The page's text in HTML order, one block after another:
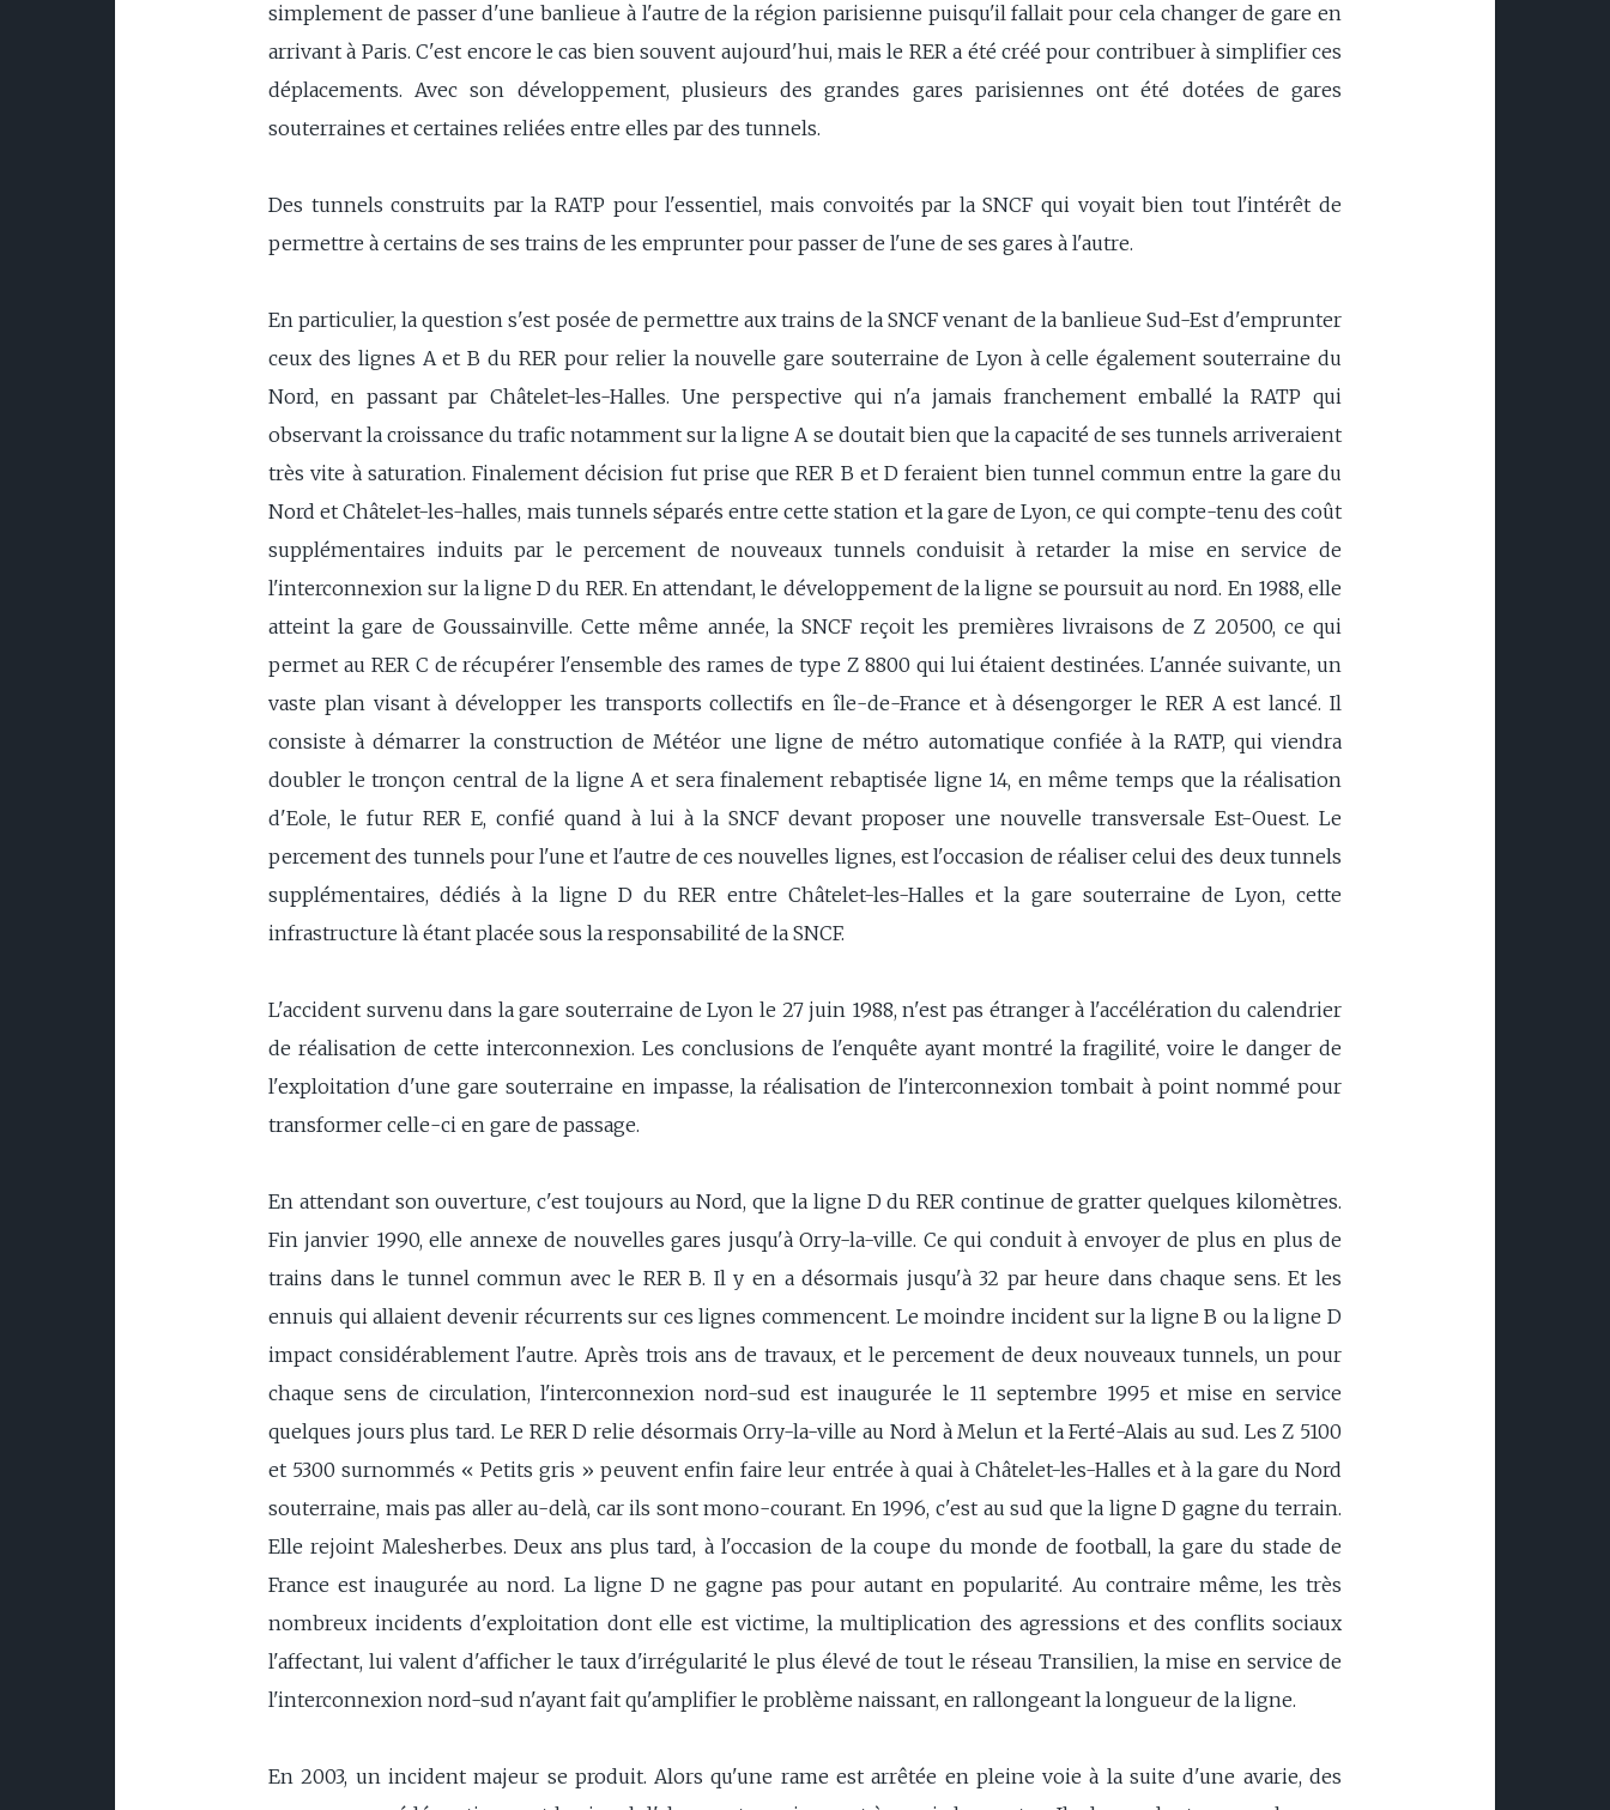
simplement de passer d'une banlieue à l'autre de la région parisienne puisqu'il fallait pour cela changer de gare en
arrivant à Paris. C'est encore le cas bien souvent aujourd'hui, mais le RER a été créé pour contribuer à simplifier ces
déplacements. Avec son développement, plusieurs des grandes gares parisiennes ont été dotées de gares
souterraines et certaines reliées entre elles par des tunnels.
Des tunnels construits par la RATP pour l'essentiel, mais convoités par la SNCF qui voyait bien tout l'intérêt de
permettre à certains de ses trains de les emprunter pour passer de l'une de ses gares à l'autre.
En particulier, la question s'est posée de permettre aux trains de la SNCF venant de la banlieue Sud-Est d'emprunter
ceux des lignes A et B du RER pour relier la nouvelle gare souterraine de Lyon à celle également souterraine du
Nord, en passant par Châtelet-les-Halles. Une perspective qui n'a jamais franchement emballé la RATP qui
observant la croissance du trafic notamment sur la ligne A se doutait bien que la capacité de ses tunnels arriveraient
très vite à saturation. Finalement décision fut prise que RER B et D feraient bien tunnel commun entre la gare du
Nord et Châtelet-les-halles, mais tunnels séparés entre cette station et la gare de Lyon, ce qui compte-tenu des coût
supplémentaires induits par le percement de nouveaux tunnels conduisit à retarder la mise en service de
l'interconnexion sur la ligne D du RER. En attendant, le développement de la ligne se poursuit au nord. En 1988, elle
atteint la gare de Goussainville. Cette même année, la SNCF reçoit les premières livraisons de Z 20500, ce qui
permet au RER C de récupérer l'ensemble des rames de type Z 8800 qui lui étaient destinées. L'année suivante, un
vaste plan visant à développer les transports collectifs en île-de-France et à désengorger le RER A est lancé. Il
consiste à démarrer la construction de Météor une ligne de métro automatique confiée à la RATP, qui viendra
doubler le tronçon central de la ligne A et sera finalement rebaptisée ligne 14, en même temps que la réalisation
d'Eole, le futur RER E, confié quand à lui à la SNCF devant proposer une nouvelle transversale Est-Ouest. Le
percement des tunnels pour l'une et l'autre de ces nouvelles lignes, est l'occasion de réaliser celui des deux tunnels
supplémentaires, dédiés à la ligne D du RER entre Châtelet-les-Halles et la gare souterraine de Lyon, cette
infrastructure là étant placée sous la responsabilité de la SNCF.
L'accident survenu dans la gare souterraine de Lyon le 27 juin 1988, n'est pas étranger à l'accélération du calendrier
de réalisation de cette interconnexion. Les conclusions de l'enquête ayant montré la fragilité, voire le danger de
l'exploitation d'une gare souterraine en impasse, la réalisation de l'interconnexion tombait à point nommé pour
transformer celle-ci en gare de passage.
En attendant son ouverture, c'est toujours au Nord, que la ligne D du RER continue de gratter quelques kilomètres.
Fin janvier 1990, elle annexe de nouvelles gares jusqu'à Orry-la-ville. Ce qui conduit à envoyer de plus en plus de
trains dans le tunnel commun avec le RER B. Il y en a désormais jusqu'à 32 par heure dans chaque sens. Et les
ennuis qui allaient devenir récurrents sur ces lignes commencent. Le moindre incident sur la ligne B ou la ligne D
impact considérablement l'autre. Après trois ans de travaux, et le percement de deux nouveaux tunnels, un pour
chaque sens de circulation, l'interconnexion nord-sud est inaugurée le 11 septembre 1995 et mise en service
quelques jours plus tard. Le RER D relie désormais Orry-la-ville au Nord à Melun et la Ferté-Alais au sud. Les Z 5100
et 5300 surnommés « Petits gris » peuvent enfin faire leur entrée à quai à Châtelet-les-Halles et à la gare du Nord
souterraine, mais pas aller au-delà, car ils sont mono-courant. En 1996, c'est au sud que la ligne D gagne du terrain.
Elle rejoint Malesherbes. Deux ans plus tard, à l'occasion de la coupe du monde de football, la gare du stade de
France est inaugurée au nord. La ligne D ne gagne pas pour autant en popularité. Au contraire même, les très
nombreux incidents d'exploitation dont elle est victime, la multiplication des agressions et des conflits sociaux
l'affectant, lui valent d'afficher le taux d'irrégularité le plus élevé de tout le réseau Transilien, la mise en service de
l'interconnexion nord-sud n'ayant fait qu'amplifier le problème naissant, en rallongeant la longueur de la ligne.
En 2003, un incident majeur se produit. Alors qu'une rame est arrêtée en pleine voie à la suite d'une avarie, des